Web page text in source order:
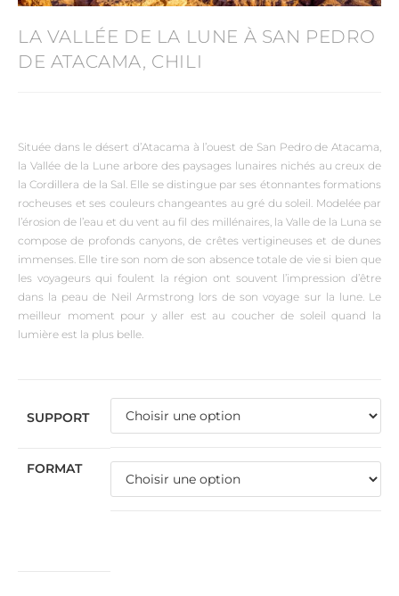
LA VALLÉE DE LA LUNE À SAN PEDRO
DE ATACAMA, CHILI
Située dans le désert d’Atacama à l’ouest de San Pedro de Atacama,
la Vallée de la Lune arbore des paysages lunaires nichés au creux de
la Cordillera de la Sal. Elle se distingue par ses étonnantes formations
rocheuses et ses couleurs changeantes au gré du soleil. Modelée par
l’érosion de l’eau et du vent au fil des millénaires, la Valle de la Luna se
compose de profonds canyons, de crêtes vertigineuses et de dunes
immenses. Elle tire son nom de son absence totale de vie si bien que
les voyageurs qui foulent la région ont souvent l’impression d’être
dans la peau de Neil Armstrong lors de son voyage sur la lune. Le
meilleur moment pour y aller est au coucher de soleil quand la
lumière est la plus belle.
SUPPORT
FORMAT